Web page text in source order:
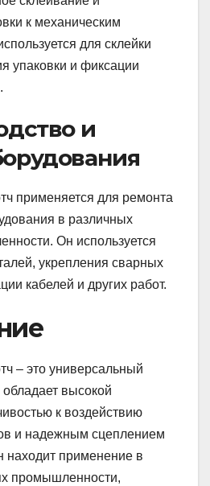
к механическим
для склейки
упаковки и фиксации
и
применяется для ремонта
в различных
Он используется
укрепления сварных
кабелей и других работ.
– это универсальный
высокой
к воздействию
и надежным сцеплением
находит применение в
промышленности,